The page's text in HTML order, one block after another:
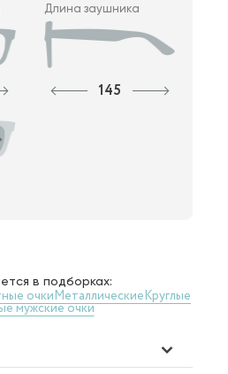
Длина заушника
145
в подборках:
очкиМеталлическиеКруглые
мужские очки